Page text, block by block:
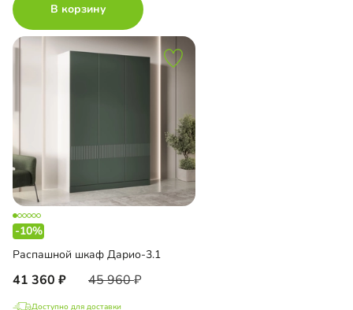
В корзину
-10%
Распашной шкаф Дарио-3.1
41 360 45 960
Доступно для доставки